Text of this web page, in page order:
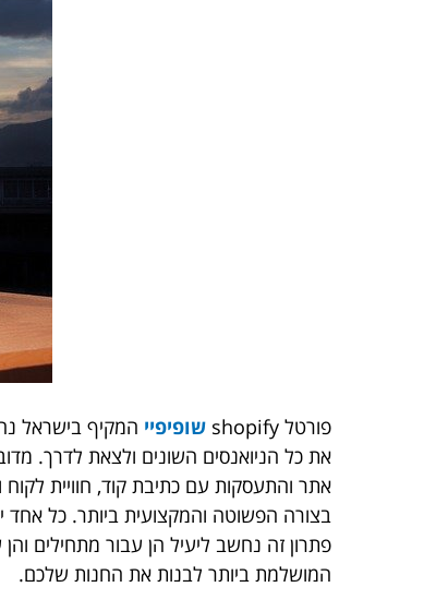
פורטל shopify שופיפיי המקיף בישראל
את כל הניואנסים השונים ולצאת לדרך.
אתר והתעסקות עם כתיבת קוד, חוויית
בצורה הפשוטה והמקצועית ביותר. כל אחד
פתרון זה נחשב ליעיל הן עבור מתחילים
המושלמת ביותר לבנות את החנות שלכם.